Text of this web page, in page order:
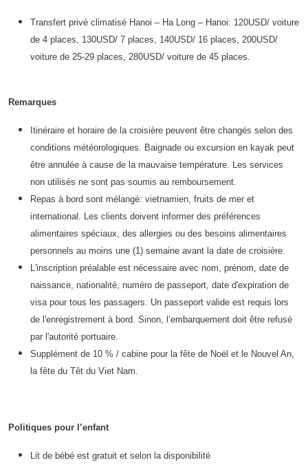
Transfert privé climatisé Hanoi – Ha Long – Hanoi: 120USD/ voiture
de 4 places, 130USD/ 7 places, 140USD/ 16 places, 200USD/
voiture de 25-29 places, 280USD/ voiture de 45 places.
Remarques
Itinéraire et horaire de la croisière peuvent être changés selon des
conditions météorologiques. Baignade ou excursion en kayak peut
être annulée à cause de la mauvaise température. Les services
non utilisés ne sont pas soumis au remboursement.
Repas à bord sont mélangé: vietnamien, fruits de mer et
international. Les clients doivent informer des préférences
alimentaires spéciaux, des allergies ou des besoins alimentaires
personnels au moins une (1) semaine avant la date de croisière.
L'inscription préalable est nécessaire avec nom, prénom, date de
naissance, nationalité, numéro de passeport, date d'expiration de
visa pour tous les passagers. Un passeport valide est requis lors
de l'enregistrement à bord. Sinon, l’embarquement doit être refusé
par l'autorité portuaire.
Supplément de 10 % / cabine pour la fête de Noël et le Nouvel An,
la fête du Têt du Viet Nam.
Politiques pour l’enfant
Lit de bébé est gratuit et selon la disponibilité